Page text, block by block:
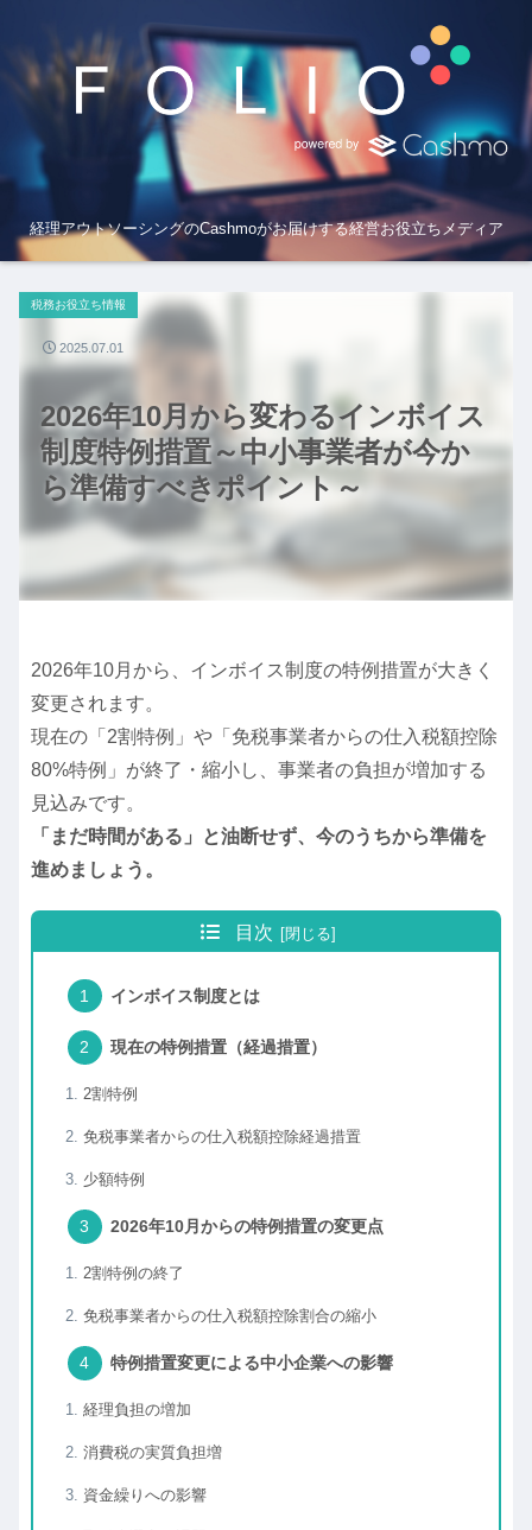
経理アウトソーシングのCashmoがお届けする経営お役立ちメディア
2026年10月から変わるインボイス
制度特例措置～中小事業者が今か
ら準備すべきポイント～
税務お役立ち情報
2025.07.01
2026年10月から、インボイス制度の特例措置が大きく
変更されます。
現在の「2割特例」や「免税事業者からの仕入税額控除
80%特例」が終了・縮小し、事業者の負担が増加する
見込みです。
「まだ時間がある」と油断せず、今のうちから準備を
進めましょう。
目次
インボイス制度とは
現在の特例措置（経過措置）
2割特例
免税事業者からの仕入税額控除経過措置
少額特例
2026年10月からの特例措置の変更点
2割特例の終了
免税事業者からの仕入税額控除割合の縮小
特例措置変更による中小企業への影響
経理負担の増加
消費税の実質負担増
資金繰りへの影響